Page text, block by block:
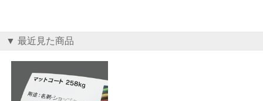
▼ 最近見た商品